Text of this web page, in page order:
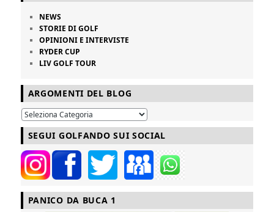
NEWS
STORIE DI GOLF
OPINIONI E INTERVISTE
RYDER CUP
LIV GOLF TOUR
ARGOMENTI DEL BLOG
SEGUI GOLFANDO SUI SOCIAL
PANICO DA BUCA 1